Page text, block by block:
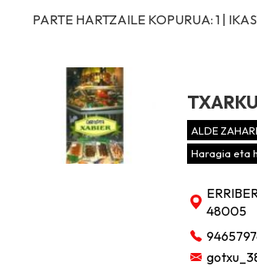
PARTE HARTZAILE KOPURUA: 1 |
ALDE
Haragia eta
48005